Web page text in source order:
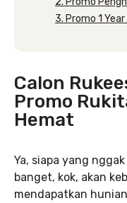
3. Promo 1
Calon
Promo
Hemat
Ya, siapa yang
banget, kok, akan
mendapatkan